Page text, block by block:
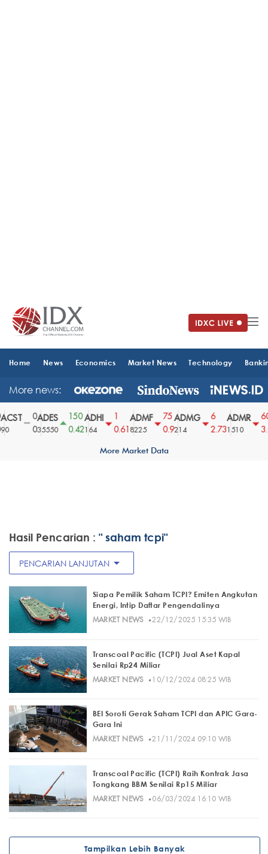
Home News Economics Market News Technology
More news:
0
0
ADES
35550
150
0.42
ADHI
164
0.61
ADMF
8225
75
0.9
ADMG
214
6
2.73
ADMR
1510
60
More Market Data
Hasil Pencarian : " saham tcpi"
PENCARIAN LANJUTAN arrow_drop_down
Siapa Pemilik Saham TCPI? Emiten Angkutan
Energi, Intip Daftar Pengendalinya
MARKET NEWS· 22/12/2025 15:35 WIB
Transcoal Pacific (TCPI) Jual Aset Kapal
Senilai Rp24 Miliar
MARKET NEWS· 10/12/2024 08:25 WIB
BEI Soroti Gerak Saham TCPI dan APIC Gara-
Gara Ini
MARKET NEWS· 21/11/2024 09:10 WIB
Transcoal Pacific (TCPI) Raih Kontrak Jasa
Tongkang BBM Senilai Rp15 Miliar
MARKET NEWS· 06/03/2024 16:10 WIB
Tampilkan Lebih Banyak